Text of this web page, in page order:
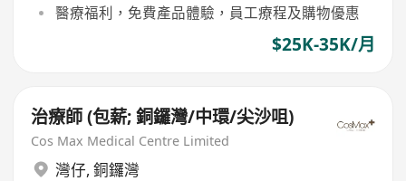
醫療福利，免費產品體驗，員工療程及購物優惠
$25K-35K/月
治療師 (包薪; 銅鑼灣/中環/尖沙咀)
Cos Max Medical Centre Limited
灣仔, 銅鑼灣